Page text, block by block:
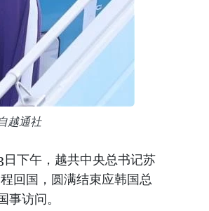
越通社
下午，越共中央总书记苏
回国，圆满结束应韩国总
访问。